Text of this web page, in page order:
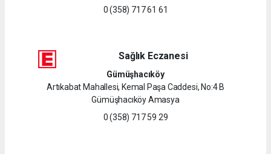
0 (358) 717 61 61
Sağlık Eczanesi
Gümüşhacıköy
Artıkabat Mahallesi, Kemal Paşa Caddesi, No:4 B
Gümüşhacıköy Amasya
0 (358) 717 59 29